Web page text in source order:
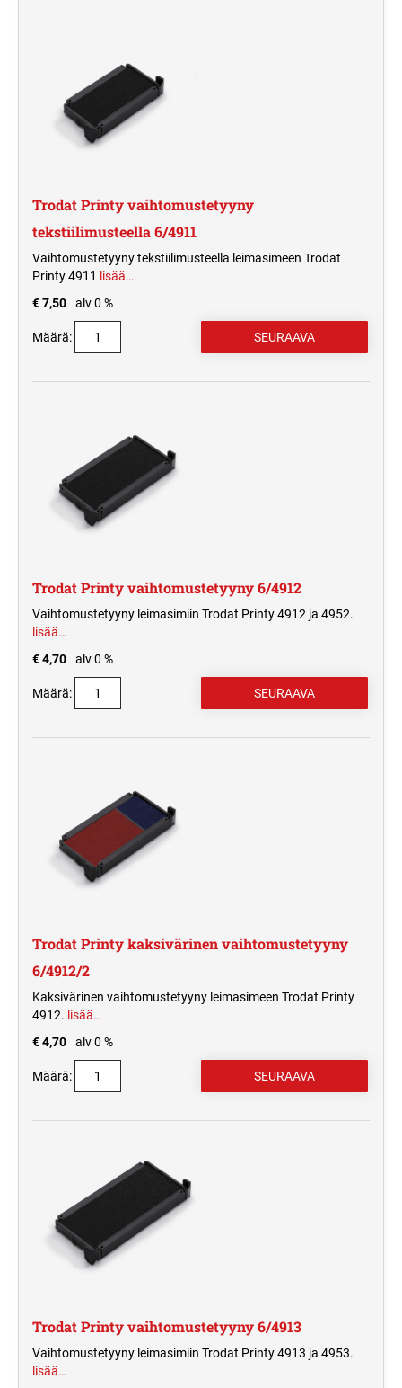
Trodat Printy vaihtomustetyyny
tekstiilimusteella 6/4911
Vaihtomustetyyny tekstiilimusteella leimasimeen Trodat
Printy 4911
lisää…
€ 7,50
alv 0 %
Määrä:
Trodat Printy vaihtomustetyyny 6/4912
Vaihtomustetyyny leimasimiin Trodat Printy 4912 ja 4952.
lisää…
€ 4,70
alv 0 %
Määrä:
Trodat Printy kaksivärinen vaihtomustetyyny
6/4912/2
Kaksivärinen vaihtomustetyyny leimasimeen Trodat Printy
4912. lisää…
€ 4,70
alv 0 %
Määrä:
Trodat Printy vaihtomustetyyny 6/4913
Vaihtomustetyyny leimasimiin Trodat Printy 4913 ja 4953.
lisää…